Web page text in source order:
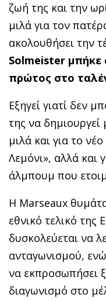
ζωή της και την
μιλά για τον
ακολουθήσει την
Solmeister μπήκε
πρώτος στο
Εξηγεί γιατί δεν
της να δημιουργεί
μιλά και για το
Λεμόνι», αλλά και
άλμπουμ που
Η Marseaux
εθνικό τελικό
δυσκολεύεται να
ανταγωνισμού,
να εκπροσωπήσει
διαγωνισμό στο